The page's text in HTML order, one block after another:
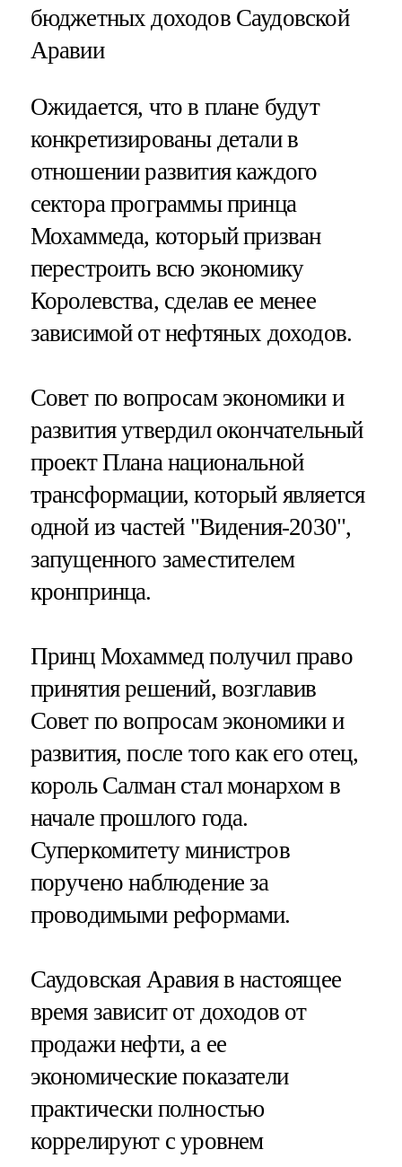
бюджетных доходов Саудовской
Аравии
Ожидается, что в плане будут
конкретизированы детали в
отношении развития каждого
сектора программы принца
Мохаммеда, который призван
перестроить всю экономику
Королевства, сделав ее менее
зависимой от нефтяных доходов.
Совет по вопросам экономики и
развития утвердил окончательный
проект Плана национальной
трансформации, который является
одной из частей "Видения-2030",
запущенного заместителем
кронпринца.
Принц Мохаммед получил право
принятия решений, возглавив
Совет по вопросам экономики и
развития, после того как его отец,
король Салман стал монархом в
начале прошлого года.
Суперкомитету министров
поручено наблюдение за
проводимыми реформами.
Саудовская Аравия в настоящее
время зависит от доходов от
продажи нефти, а ее
экономические показатели
практически полностью
коррелируют с уровнем